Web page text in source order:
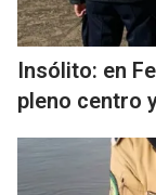
Insólito: en
pleno centro